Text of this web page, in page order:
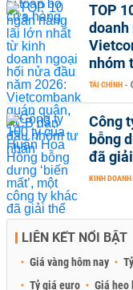
TOP
doanh
nhóm
TÀI CHÍNH -
Công
bỗng
đã
KINH DOANH
LIÊN KẾT NỔI BẬT
Giá vàng hôm nay
Tỷ giá euro
Giá heo